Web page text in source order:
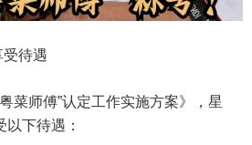
受待遇
菜师傅”认定工作实施方案》，星
以下待遇：